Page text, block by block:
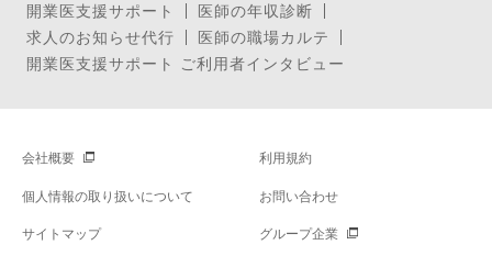
開業医支援サポート
医師の年収診断
求人のお知らせ代行
医師の職場カルテ
開業医支援サポート ご利用者インタビュー
会社概要 利用規約
個人情報の取り扱いについて お問い合わせ
サイトマップ グループ企業